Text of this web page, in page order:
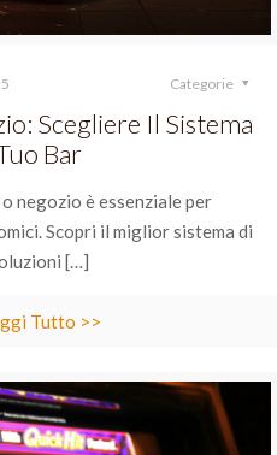
Categorie
Scegliere Il Sistema
Bar
negozio è essenziale per
Scopri il miglior sistema di
[…]
Tutto >>